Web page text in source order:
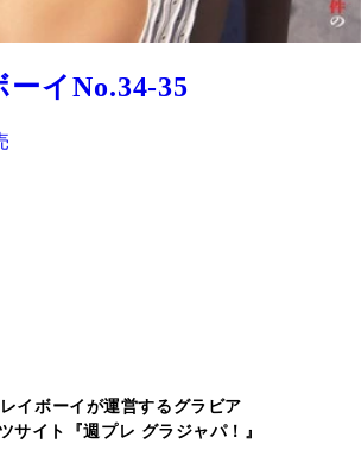
イNo.34-35
イボーイが運営するグラビア
サイト『週プレ グラジャパ！』